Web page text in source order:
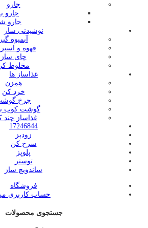
جارو
جارو
جارو
نوشیدنی ساز
آبمیوه گیر
قهوه و
چای ساز
مخلوط
غذاساز ها
همزن
خرد کن
چرخ
گوشت کوب
غذاساز چند
17246844
زودپز
سرخ کن
پلوپز
توستر
ساندویچ ساز
فروشگاه
حساب کاربری
جستجوی محصولات